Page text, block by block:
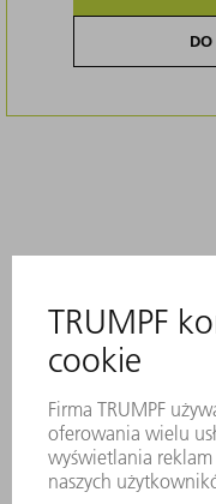
Trwałe
wszystkie
pomocą kodu
jednoznacznie